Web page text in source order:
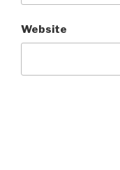
Website